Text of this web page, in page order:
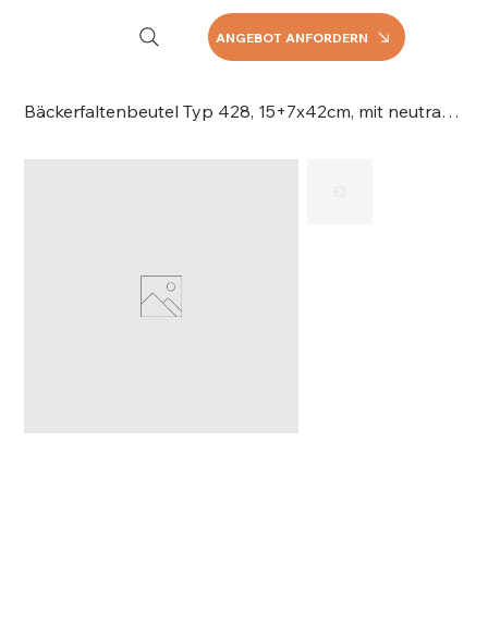
ANGEBOT ANFORDERN
Bäckerfaltenbeutel Typ 428, 15+7x42cm, mit neutralem DruckKraftpapier, 043-428